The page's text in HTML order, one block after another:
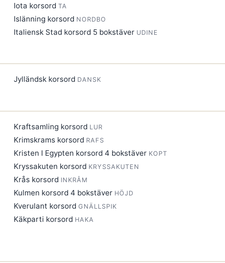
Iota korsord TA
Islänning korsord NORDBO
Italiensk Stad korsord 5 bokstäver UDINE
Jylländsk korsord DANSK
Kraftsamling korsord LUR
Krimskrams korsord RAFS
Kristen I Egypten korsord 4 bokstäver KOPT
Kryssakuten korsord KRYSSAKUTEN
Krås korsord INKRÅM
Kulmen korsord 4 bokstäver HÖJD
Kverulant korsord GNÄLLSPIK
Käkparti korsord HAKA